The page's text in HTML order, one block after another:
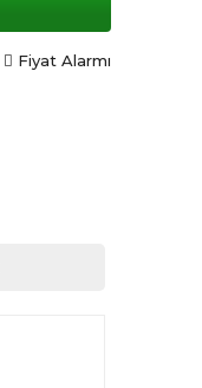
Fiyat Alarmı